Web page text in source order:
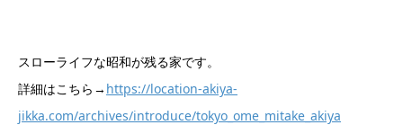
スローライフな昭和が残る家です。
詳細はこちら→ https://location-akiya-
jikka.com/archives/introduce/tokyo_ome_mitake_akiya